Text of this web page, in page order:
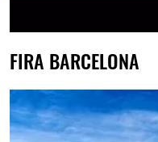
FIRA BARCELONA